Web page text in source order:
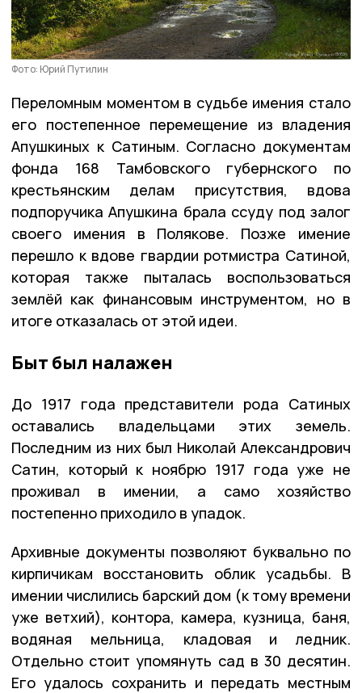
Фото: Юрий Путилин
Переломным моментом в судьбе имения стало
его постепенное перемещение из владения
Апушкиных к Сатиным. Согласно документам
фонда 168 Тамбовского губернского по
крестьянским делам присутствия, вдова
подпоручика Апушкина брала ссуду под залог
своего имения в Полякове. Позже имение
перешло к вдове гвардии ротмистра Сатиной,
которая также пыталась воспользоваться
землёй как финансовым инструментом, но в
итоге отказалась от этой идеи.
Быт был налажен
До 1917 года представители рода Сатиных
оставались владельцами этих земель.
Последним из них был Николай Александрович
Сатин, который к ноябрю 1917 года уже не
проживал в имении, а само хозяйство
постепенно приходило в упадок.
Архивные документы позволяют буквально по
кирпичикам восстановить облик усадьбы. В
имении числились барский дом (к тому времени
уже ветхий), контора, камера, кузница, баня,
водяная мельница, кладовая и ледник.
Отдельно стоит упомянуть сад в 30 десятин.
Его удалось сохранить и передать местным